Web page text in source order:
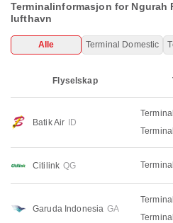
Terminalinformasjon for Ngurah
lufthavn
Alle Terminal Domestic
Flyselskap
Batik Air ID
Citilink QG
Garuda Indonesia GA